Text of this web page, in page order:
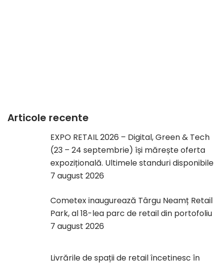
Articole recente
EXPO RETAIL 2026 – Digital, Green & Tech
(23 – 24 septembrie) își mărește oferta
expozițională. Ultimele standuri disponibile
7 august 2026
Cometex inaugurează Târgu Neamț Retail
Park, al 18-lea parc de retail din portofoliu
7 august 2026
Livrările de spații de retail încetinesc în